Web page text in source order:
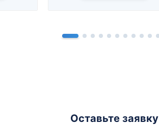
Оставьте заявку